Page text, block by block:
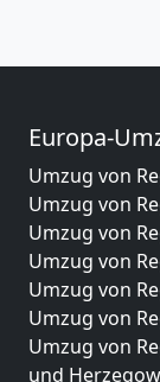
Europa-
Umzug von
Umzug von
Umzug von
Umzug von
Umzug von
Umzug von
Umzug von
und